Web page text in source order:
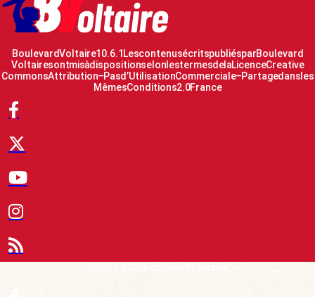
Boulevard Voltaire 10.6.1 Les contenus écrits publiés par Boulevard
Voltaire sont mis à disposition selon les termes de la Licence Creative
Commons Attribution – Pas d’Utilisation Commerciale – Partage dans les
Mêmes Conditions 2.0 France